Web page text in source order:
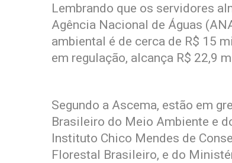
Lembrando que os servidores
Agência Nacional de Águas
ambiental é de cerca de R$ 15
em regulação, alcança R$ 22,9
Segundo a Ascema, estão em
Brasileiro do Meio Ambiente e
Instituto Chico Mendes de
Florestal Brasileiro, e do